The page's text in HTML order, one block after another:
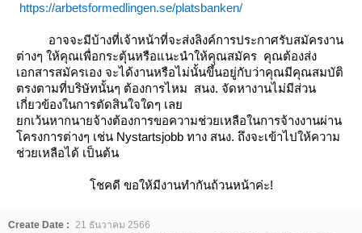
https://arbetsformedlingen.se/platsbanken/
อาจจะมีบ้างที่เจ้าหน้าที่จะส่งลิงค์การประกาศรับสมัครงาน
ต่างๆ ให้คุณเพื่อกระตุ้นหรือแนะนำให้คุณสมัคร คุณต้องส่ง
เอกสารสมัครเอง จะได้งานหรือไม่นั้นขึ้นอยู่กับว่าคุณมีคุณสมบัติ
ตรงตามที่บริษัทนั้นๆ ต้องการไหม สนง. จัดหางานไม่มีส่วน
เกี่ยวข้องในการตัดสินใจใดๆ เล
กเว้นหากนายจ้างต้องการขอความช่วยเหลือในการจ้างงานผ่าน
ครงการต่างๆ เช่น Nystartsjobb ทาง สนง. ถึงจะเข้าไปให้ความ
ช่วยเหลือได้ เป็นต้น
ชคดี ขอให้มีงานทำกันถ้วนหน้าค่ะ!
Create Date : 21 ธันวาคม 2566